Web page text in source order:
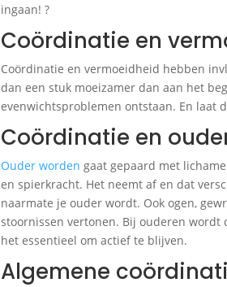
ingaan! ?
Coördinatie en
Coördinatie en vermoeidheid hebben
dan een stuk moeizamer dan aan het
evenwichtsproblemen ontstaan. En laat
Coördinatie en
Ouder worden gaat gepaard met
en spierkracht. Het neemt af en dat
naarmate je ouder wordt. Ook ogen,
stoornissen vertonen. Bij ouderen wordt
het essentieel om actief te blijven.
Algemene